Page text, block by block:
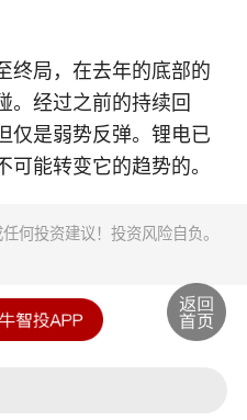
终局，在去年的底部的
。经过之前的持续回
仅是弱势反弹。锂电已
能转变它的趋势的。
何投资建议！投资风险自负。